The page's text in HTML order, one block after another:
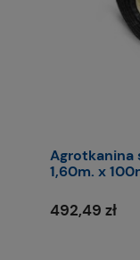
Agrotkanina
1,60m. x
492,49 zł